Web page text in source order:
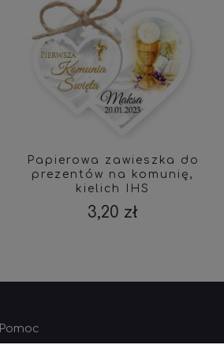
Papierowa zawieszka do
prezentów na komunię,
kielich IHS
3,20 zł
Pomoc